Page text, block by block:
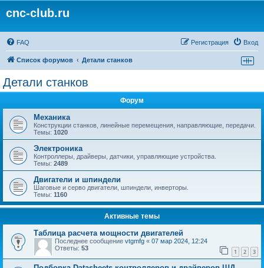
cnc-club.ru
FAQ Вход
Регистрация
Список форумов Детали станков
Детали станков
Форум
Механика
Конструкции станков, линейные перемещения, направляющие, передачи.
Темы: 1020
Электроника
Контроллеры, драйверы, датчики, управляющие устройства.
Темы: 2489
Двигатели и шпиндели
Шаговые и серво двигатели, шпиндели, инверторы.
Темы: 1160
Активные темы
Таблица расчета мощности двигателей
Последнее сообщение vtgmfg « 07 мар 2024, 12:24
Ответы: 53 1 2 3